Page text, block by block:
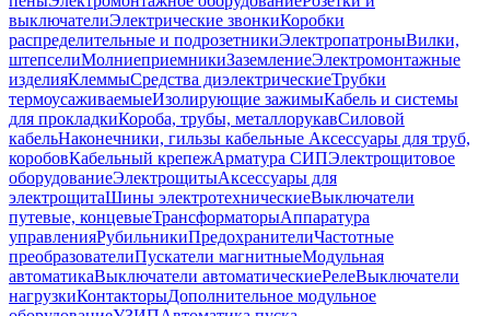
выключателиЭлектрические звонкиКоробки
распределительные и подрозетникиЭлектропатроныВилки,
штепселиМолниеприемникиЗаземлениеЭлектромонтажные
изделияКлеммыСредства диэлектрическиеТрубки
термоусаживаемыеИзолирующие зажимыКабель и системы
для прокладкиКороба, трубы, металлорукавСиловой
кабельНаконечники, гильзы кабельные Аксессуары для труб,
коробовКабельный крепежАрматура СИПЭлектрощитовое
оборудованиеЭлектрощитыАксессуары для
электрощитаШины электротехническиеВыключатели
путевые, концевыеТрансформаторыАппаратура
управленияРубильникиПредохранителиЧастотные
преобразователиПускатели магнитныеМодульная
автоматикаВыключатели автоматическиеРелеВыключатели
нагрузкиКонтакторыДополнительное модульное